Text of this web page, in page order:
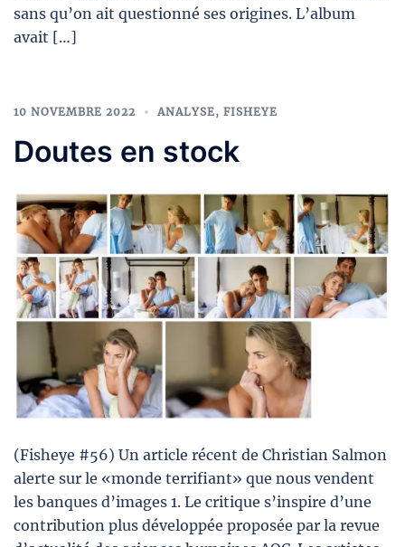
sans qu’on ait questionné ses origines. L’album
avait […]
10 NOVEMBRE 2022 ANALYSE, FISHEYE
Doutes en stock
(Fisheye #56) Un article récent de Christian Salmon
alerte sur le «monde terrifiant» que nous vendent
les banques d’images 1. Le critique s’inspire d’une
contribution plus développée proposée par la revue